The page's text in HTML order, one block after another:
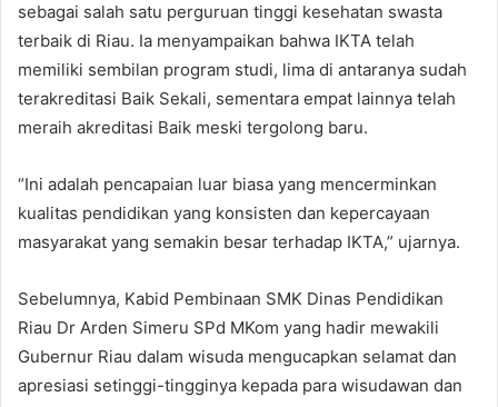
sebagai salah satu perguruan tinggi kesehatan swasta
terbaik di Riau. Ia menyampaikan bahwa IKTA telah
memiliki sembilan program studi, lima di antaranya sudah
terakreditasi Baik Sekali, sementara empat lainnya telah
meraih akreditasi Baik meski tergolong baru.
“Ini adalah pencapaian luar biasa yang mencerminkan
kualitas pendidikan yang konsisten dan kepercayaan
masyarakat yang semakin besar terhadap IKTA,” ujarnya.
Sebelumnya, Kabid Pembinaan SMK Dinas Pendidikan
Riau Dr Arden Simeru SPd MKom yang hadir mewakili
Gubernur Riau dalam wisuda mengucapkan selamat dan
apresiasi setinggi-tingginya kepada para wisudawan dan